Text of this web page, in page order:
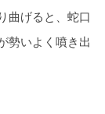
曲げると、蛇口
勢いよく噴き出